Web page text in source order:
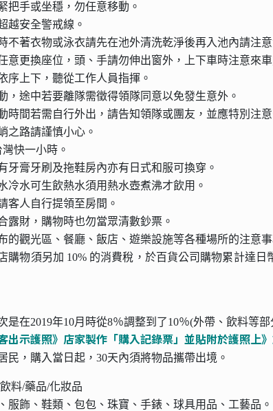
把手或坐穩，勿任意移動。
越安全警戒線。
不著衣物或泳衣請先在池外清洗乾淨後再入池內請注
意更換座位，頭、手請勿伸出窗外，上下車時注意來
序上下，聽從工作人員指揮。
，途中若要離隊需徵得領隊同意以免發生意外。
時間若需自行外出，請告知領隊或團友，並應特別注意
之路請謹慎小心。
快一小時。
牙膏牙刷及拖鞋房內亦有日式和服可換穿。
冷水可生飲熱水須用熱水壺煮沸才飲用。
客人自行提領至房間。
露財，購物時也勿當眾清數鈔票。
的觀光區、餐廳、飯店、遊樂設施等各種場所的注意事
購物須另加 10% 的消費稅，於百貨公司購物累計達
是在2019年10月時從8％調整到了10％(外帶、飲料等部
出示護照》店家製作「購入記錄票」並貼附於護照上
民，購入當日起，30天內須將物品攜帶出境。
料/藥品/化妝品
服飾、鞋類、包包、珠寶、手錶、球具用品、工藝品。